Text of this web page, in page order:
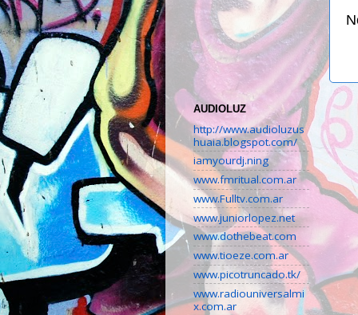
AUDIOLUZ
http://www.audioluzus
huaia.blogspot.com/
iamyourdj.ning
www.fmritual.com.ar
www.Fulltv.com.ar
www.juniorlopez.net
www.dothebeat.com
www.tioeze.com.ar
www.picotruncado.tk/
www.radiouniversalmi
x.com.ar